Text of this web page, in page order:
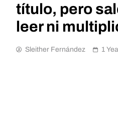
título, pero
leer ni
Sleither Fernández 1